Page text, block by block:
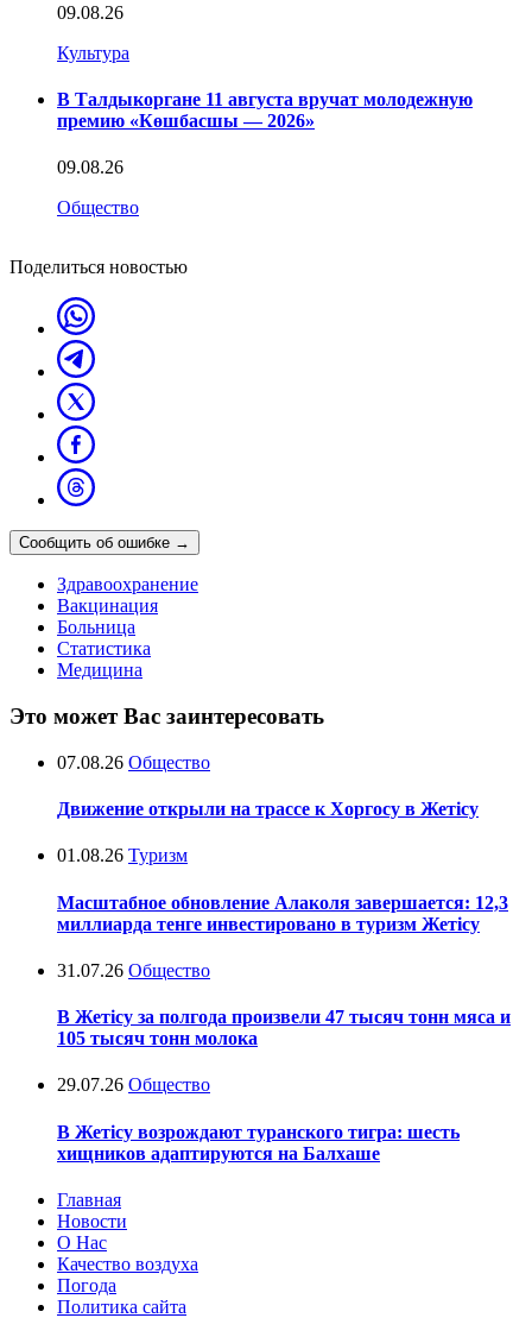
09.08.26
Культура
В Талдыкоргане 11 августа вручат молодежную
премию «Көшбасшы — 2026»
09.08.26
Общество
Поделиться новостью
Сообщить об ошибке →
Здравоохранение
Вакцинация
Больница
Статистика
Медицина
Это может Вас заинтересовать
07.08.26 Общество
Движение открыли на трассе к Хоргосу в Жетісу
01.08.26 Туризм
Масштабное обновление Алаколя завершается: 12,3
миллиарда тенге инвестировано в туризм Жетісу
31.07.26 Общество
В Жетісу за полгода произвели 47 тысяч тонн мяса и
105 тысяч тонн молока
29.07.26 Общество
В Жетісу возрождают туранского тигра: шесть
хищников адаптируются на Балхаше
Главная
Новости
О Нас
Качество воздуха
Погода
Политика сайта